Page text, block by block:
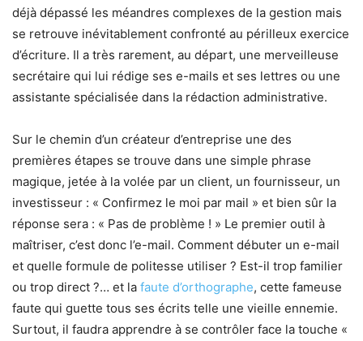
déjà dépassé les méandres complexes de la gestion mais
se retrouve inévitablement confronté au périlleux exercice
d’écriture. Il a très rarement, au départ, une merveilleuse
secrétaire qui lui rédige ses e-mails et ses lettres ou une
assistante spécialisée dans la rédaction administrative.
Sur le chemin d’un créateur d’entreprise une des
premières étapes se trouve dans une simple phrase
magique, jetée à la volée par un client, un fournisseur, un
investisseur : « Confirmez le moi par mail » et bien sûr la
réponse sera : « Pas de problème ! » Le premier outil à
maîtriser, c’est donc l’e-mail. Comment débuter un e-mail
et quelle formule de politesse utiliser ? Est-il trop familier
ou trop direct ?… et la faute d’orthographe, cette fameuse
faute qui guette tous ses écrits telle une vieille ennemie.
Surtout, il faudra apprendre à se contrôler face la touche «